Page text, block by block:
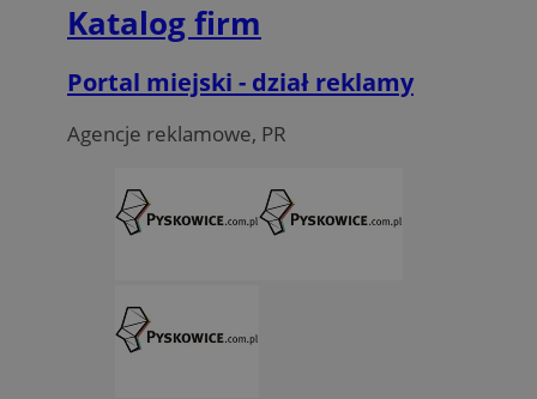
Katalog firm
Portal miejski - dział reklamy
Agencje reklamowe, PR